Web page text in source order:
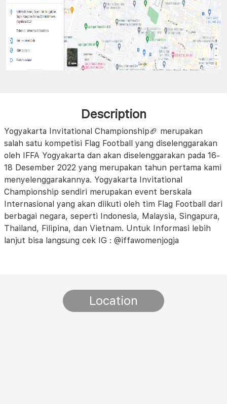
Description
Yogyakarta Invitational Championship🏈 merupakan
salah satu kompetisi Flag Football yang diselenggarakan
oleh IFFA Yogyakarta dan akan diselenggarakan pada 16-
18 Desember 2022 yang merupakan tahun pertama kami
menyelenggarakannya. Yogyakarta Invitational
Championship sendiri merupakan event berskala
Internasional yang akan diikuti oleh tim Flag Football dari
berbagai negara, seperti Indonesia, Malaysia, Singapura,
Thailand, Filipina, dan Vietnam. Untuk Informasi lebih
lanjut bisa langsung cek IG : @iffawomenjogja
Location